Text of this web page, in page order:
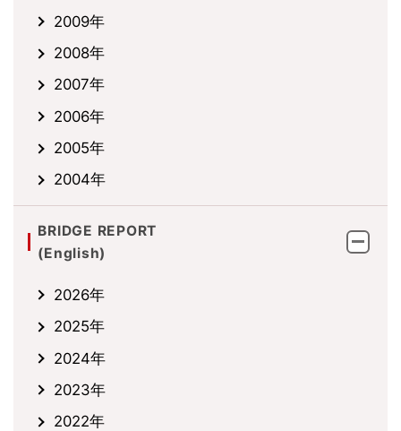
2009年
2008年
2007年
2006年
2005年
2004年
BRIDGE REPORT
(English)
2026年
2025年
2024年
2023年
2022年